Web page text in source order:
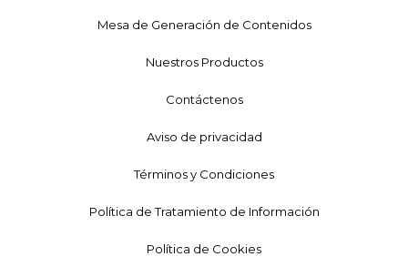
Mesa de Generación de Contenidos
Nuestros Productos
Contáctenos
Aviso de privacidad
Términos y Condiciones
Política de Tratamiento de Información
Política de Cookies